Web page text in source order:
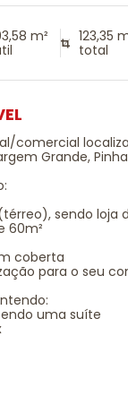
m²
123,35
total
comercial
Grande,
sendo loja
60m²
coberta
para o seu
uma suíte